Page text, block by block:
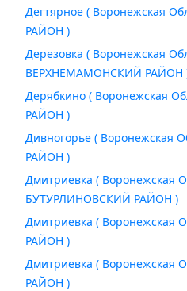
Дегтярное ( Воронежская
РАЙОН )
Дерезовка ( Воронежская
ВЕРХНЕМАМОНСКИЙ РАЙОН
Дерябкино ( Воронежская
РАЙОН )
Дивногорье ( Воронежская
РАЙОН )
Дмитриевка ( Воронежская
БУТУРЛИНОВСКИЙ РАЙОН )
Дмитриевка ( Воронежская
РАЙОН )
Дмитриевка ( Воронежская
РАЙОН )